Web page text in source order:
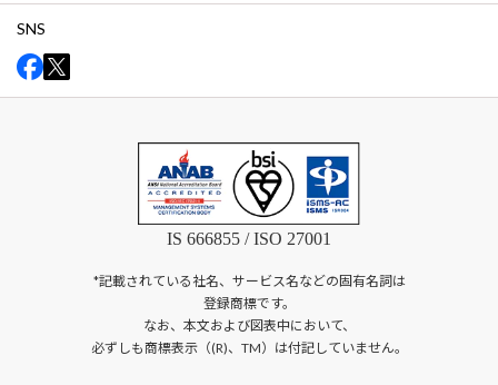
SNS
IS 666855 / ISO 27001
*記載されている社名、サービス名などの固有名詞は
登録商標です。
なお、本文および図表中において、
必ずしも商標表示（(R)、TM）は付記していません。